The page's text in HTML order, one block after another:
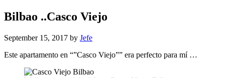
Bilbao ..Casco Viejo
September 15, 2017 by Jefe
Este apartamento en “”Casco Viejo”” era perfecto para mí …